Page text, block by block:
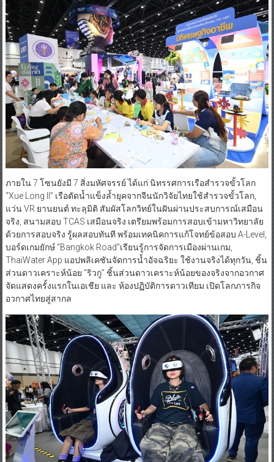
ภายใน 7 โซนยังมี 7 สิ่งมหัศจรรย์ ได้แก่ นิทรรศการเรือสำรวจขั้วโลก
“Xue Long II” เรือตัดน้ำแข็งล้ำยุคจากจีนนักวิจัยไทยใช้สำรวจขั้วโลก,
แว่น VR ยานยนต์ ทะลุมิติ สัมผัสโลกวิทย์ในฝันผ่านประสบการณ์เสมือน
จริง, สนามสอบ TCAS เสมือนจริง เตรียมพร้อมการสอบเข้ามหาวิทยาลัย
ด้วยการสอบจริง รู้ผลสอบทันที พร้อมเทคนิคการแก้โจทย์ข้อสอบ A-Level,
บอร์ดเกมยักษ์ “Bangkok Road”เรียนรู้การจัดการเมืองผ่านเกม,
ThaiWater App แอปพลิเคชันจัดการน้ำอัจฉริยะ ใช้งานจริงได้ทุกวัน, ชิ้น
ส่วนดาวเคราะห์น้อย “ริวกู” ชิ้นส่วนดาวเคราะห์น้อยของจริงจากอวกาศ
จัดแสดงครั้งแรกในเอเชีย และ ห้องปฏิบัติการดาวเทียม เปิดโลกภารกิจ
อวกาศไทยสู่สากล